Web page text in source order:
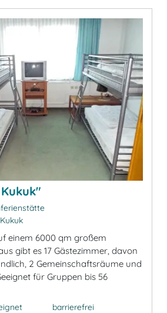
einem 6000 qm großem
gibt es 17 Gästezimmer, davon
2 Gemeinschaftsräume und
für Gruppen bis 56
barrierefrei